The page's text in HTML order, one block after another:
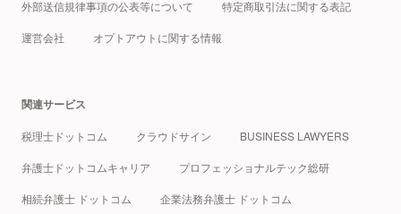
外部送信規律事項の公表等について 特定商取引法に関する表記
運営会社 オプトアウトに関する情報
関連サービス
税理士ドットコム クラウドサイン BUSINESS LAWYERS
弁護士ドットコムキャリア プロフェッショナルテック総研
相続弁護士 ドットコム 企業法務弁護士 ドットコム